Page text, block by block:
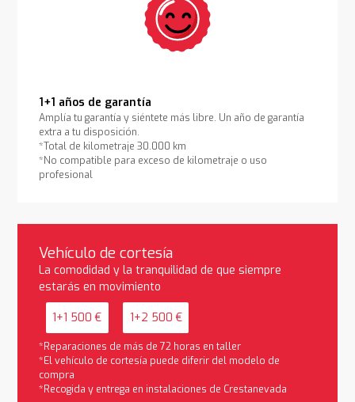
1+1 años de garantía
Amplía tu garantía y siéntete más libre. Un año de garantía
extra a tu disposición.
*Total de kilometraje 30.000 km
*No compatible para exceso de kilometraje o uso
profesional
Vehículo de cortesía
La comodidad y la tranquilidad de que siempre
estarás en movimiento
1+1 500 € 1+2 500 €
*Reparaciones de más de 72 horas en taller
*El vehículo de cortesía puede diferir del modelo de
compra
*Recogida y entrega en instalaciones de Crestanevada